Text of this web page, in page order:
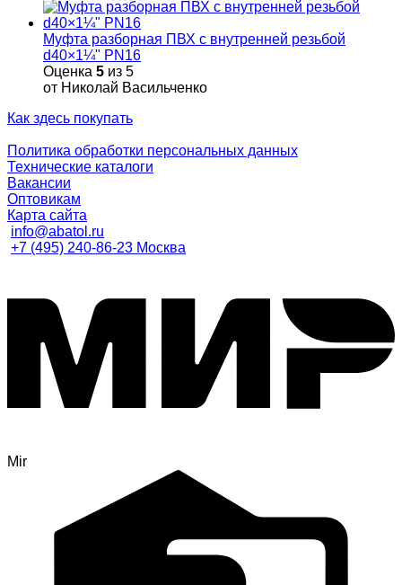
Муфта разборная ПВХ с внутренней резьбой
d40×1¼" PN16
Оценка 5 из 5
от Николай Васильченко
Как здесь покупать
Политика обработки персональных данных
Технические каталоги
Вакансии
Оптовикам
Карта сайта
info@abatol.ru
+7 (495) 240-86-23 Москва
Mir